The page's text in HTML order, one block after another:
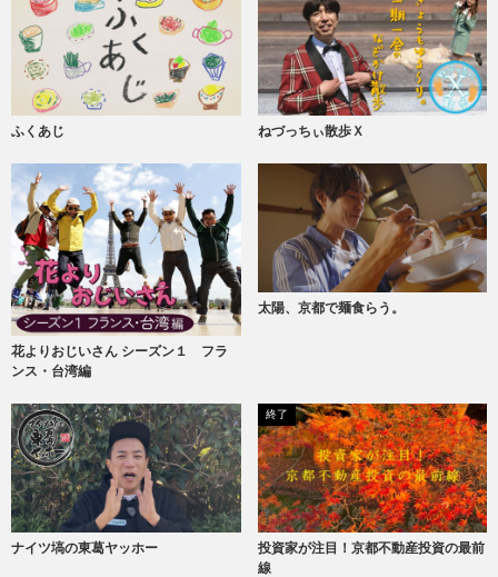
ふくあじ ねづっちぃ散歩Ｘ
花よりおじいさん シーズン１ フラ
ンス・台湾編
太陽、京都で麺食らう。
ナイツ塙の東葛ヤッホー
終了
投資家が注目！京都不動産投資の最前
線